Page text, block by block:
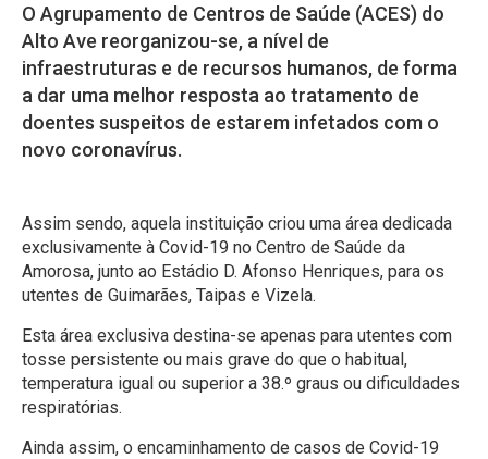
O Agrupamento de Centros de Saúde (ACES) do
Alto Ave reorganizou-se, a nível de
infraestruturas e de recursos humanos, de forma
a dar uma melhor resposta ao tratamento de
doentes suspeitos de estarem infetados com o
novo coronavírus.
Assim sendo, aquela instituição criou uma área dedicada
exclusivamente à Covid-19 no Centro de Saúde da
Amorosa, junto ao Estádio D. Afonso Henriques, para os
utentes de Guimarães, Taipas e Vizela.
Esta área exclusiva destina-se apenas para utentes com
tosse persistente ou mais grave do que o habitual,
temperatura igual ou superior a 38.º graus ou dificuldades
respiratórias.
Ainda assim, o encaminhamento de casos de Covid-19